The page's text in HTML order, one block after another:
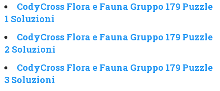
CodyCross Flora e Fauna Gruppo 179 Puzzle
1 Soluzioni
CodyCross Flora e Fauna Gruppo 179 Puzzle
2 Soluzioni
CodyCross Flora e Fauna Gruppo 179 Puzzle
3 Soluzioni